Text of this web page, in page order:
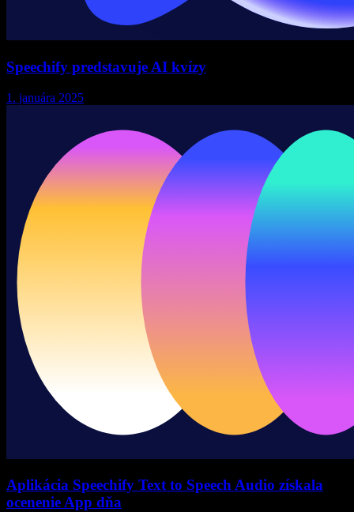
Speechify predstavuje AI kvízy
1. januára 2025
Aplikácia Speechify Text to Speech Audio získala
ocenenie App dňa